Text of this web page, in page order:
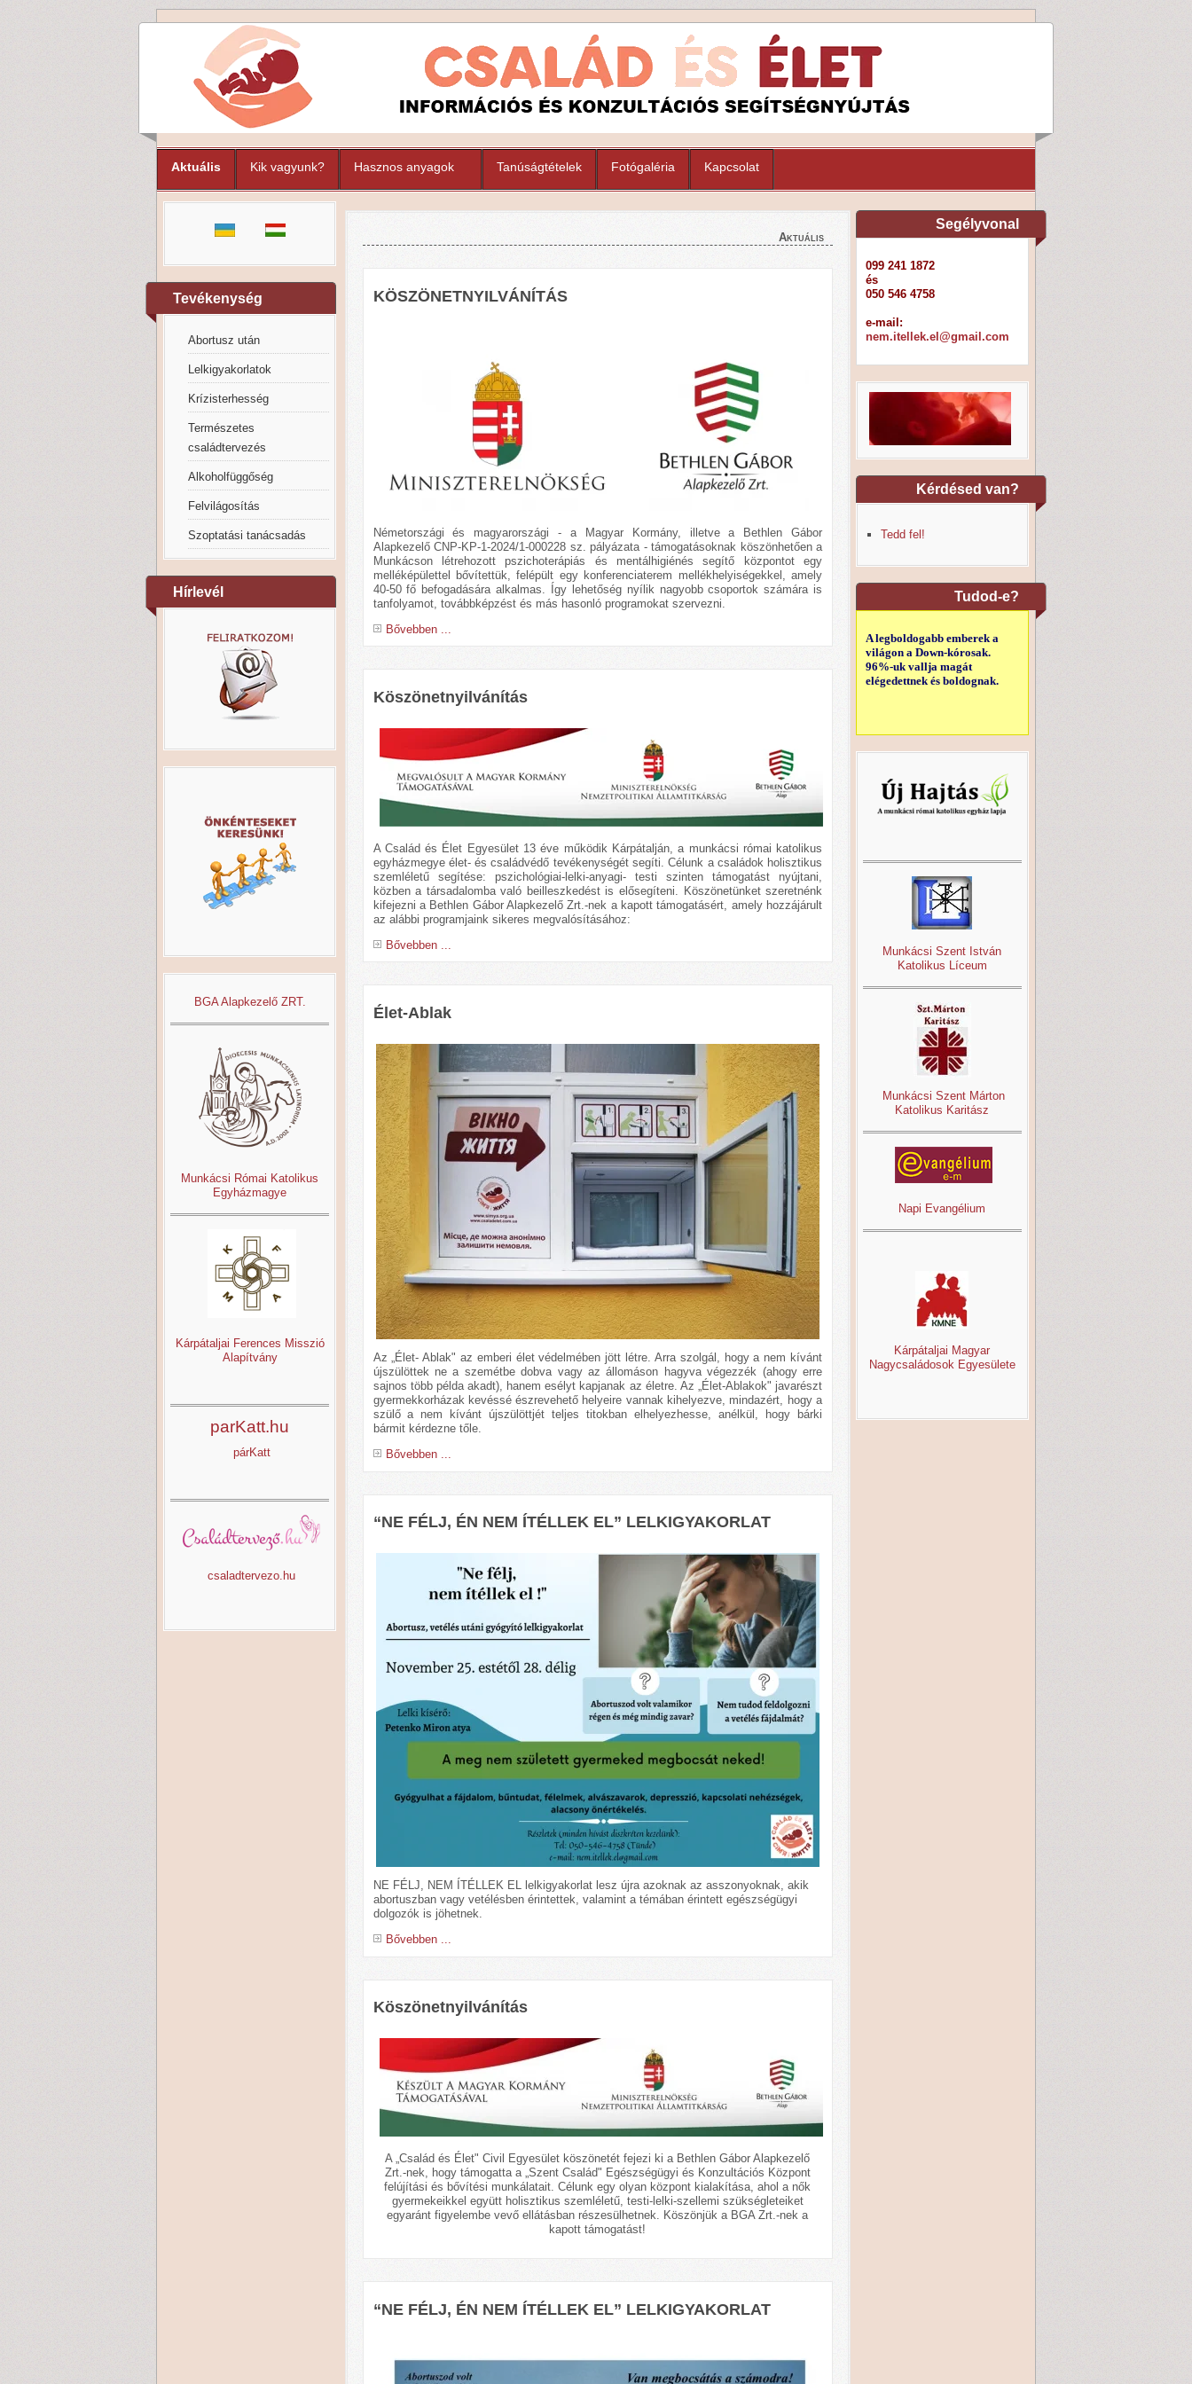
Aktuális Kik vagyunk? Hasznos anyagok Tanúságtételek Fotógaléria Kapcsolat
Tevékenység
Abortusz után
Lelkigyakorlatok
Krízisterhesség
Természetes
családtervezés
Alkoholfüggőség
Felvilágosítás
Szoptatási tanácsadás
Hírlevél
BGA Alapkezelő ZRT.
Munkácsi Római Katolikus
Egyházmagye
Kárpátaljai Ferences Misszió
Alapítvány
parKatt.hu
párKatt
csaladtervezo.hu
Aktuális
KÖSZÖNETNYILVÁNÍTÁS
Németországi és magyarországi - a Magyar Kormány, illetve a Bethlen Gábor
Alapkezelő CNP-KP-1-2024/1-000228 sz. pályázata - támogatásoknak köszönhetően a
Munkácson létrehozott pszichoterápiás és mentálhigiénés segítő központot egy
melléképülettel bővítettük, felépült egy konferenciaterem mellékhelyiségekkel, amely
40-50 fő befogadására alkalmas. Így lehetőség nyílik nagyobb csoportok számára is
tanfolyamot, továbbképzést és más hasonló programokat szervezni.
Bővebben ...
Köszönetnyilvánítás
A Család és Élet Egyesület 13 éve működik Kárpátalján, a munkácsi római katolikus
egyházmegye élet- és családvédő tevékenységét segíti. Célunk a családok holisztikus
szemléletű segítése: pszichológiai-lelki-anyagi- testi szinten támogatást nyújtani,
közben a társadalomba való beilleszkedést is elősegíteni. Köszönetünket szeretnénk
kifejezni a Bethlen Gábor Alapkezelő Zrt.-nek a kapott támogatásért, amely hozzájárult
az alábbi programjaink sikeres megvalósításához:
Bővebben ...
Élet-Ablak
Az „Élet- Ablak" az emberi élet védelmében jött létre. Arra szolgál, hogy a nem kívánt
újszülöttek ne a szemétbe dobva vagy az állomáson hagyva végezzék (ahogy erre
sajnos több példa akadt), hanem esélyt kapjanak az életre. Az „Élet-Ablakok" javarészt
gyermekkorházak kevéssé észrevehető helyeire vannak kihelyezve, mindazért, hogy a
szülő a nem kívánt újszülöttjét teljes titokban elhelyezhesse, anélkül, hogy bárki
bármit kérdezne tőle.
Bővebben ...
“NE FÉLJ, ÉN NEM ÍTÉLLEK EL” LELKIGYAKORLAT
NE FÉLJ, NEM ÍTÉLLEK EL lelkigyakorlat lesz újra azoknak az asszonyoknak, akik
abortuszban vagy vetélésben érintettek, valamint a témában érintett egészségügyi
dolgozók is jöhetnek.
Bővebben ...
Köszönetnyilvánítás
A „Család és Élet" Civil Egyesület köszönetét fejezi ki a Bethlen Gábor Alapkezelő
Zrt.-nek, hogy támogatta a „Szent Család" Egészségügyi és Konzultációs Központ
felújítási és bővítési munkálatait. Célunk egy olyan központ kialakítása, ahol a nők
gyermekeikkel együtt holisztikus szemléletű, testi-lelki-szellemi szükségleteiket
egyaránt figyelembe vevő ellátásban részesülhetnek. Köszönjük a BGA Zrt.-nek a
kapott támogatást!
“NE FÉLJ, ÉN NEM ÍTÉLLEK EL” LELKIGYAKORLAT
Segélyvonal
099 241 1872
és
050 546 4758
e-mail:
nem.itellek.el@gmail.com
Kérdésed van?
Tedd fel!
Tudod-e?
A legboldogabb emberek a
világon a Down-kórosak.
96%-uk vallja magát
elégedettnek és boldognak.
Munkácsi Szent István
Katolikus Líceum
Munkácsi Szent Márton
Katolikus Karitász
Napi Evangélium
Kárpátaljai Magyar
Nagycsaládosok Egyesülete